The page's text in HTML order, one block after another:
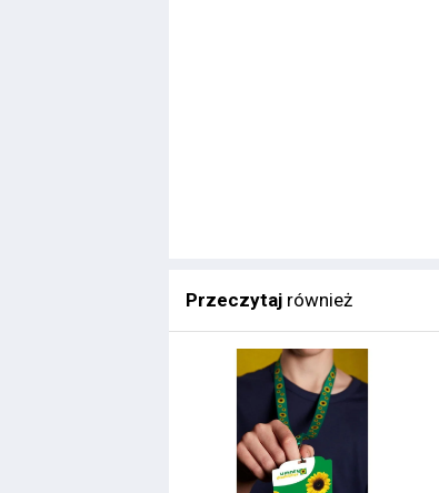
Przeczytaj również